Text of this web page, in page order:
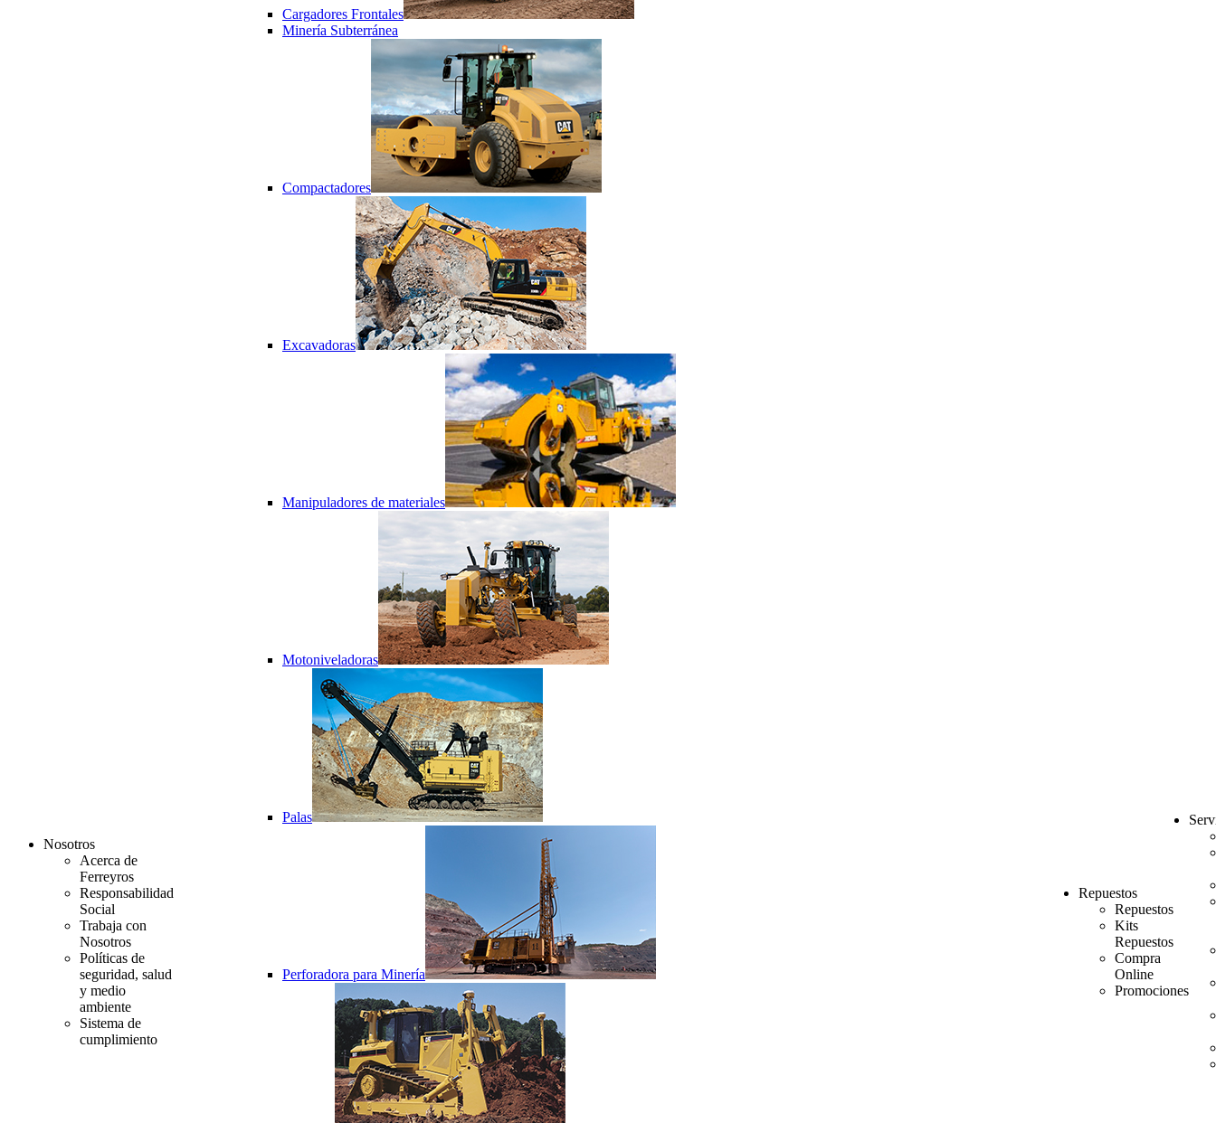
Nosotros
Acerca de
Ferreyros
Responsabilidad
Social
Trabaja con
Nosotros
Políticas de
seguridad, salud
y medio
ambiente
Sistema de
cumplimiento
Cargadores Frontales
Minería Subterránea
Compactadores
Excavadoras
Manipuladores de materiales
Motoniveladoras
Palas
Perforadora para Minería
Repuestos
Repuestos
Kits
Repuestos
Compra
Online
Promociones